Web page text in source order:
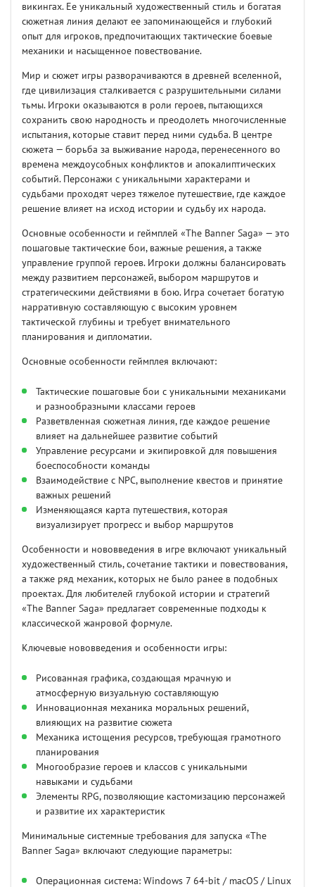
викингах. Ее уникальный художественный стиль и богатая
сюжетная линия делают ее запоминающейся и глубокий
опыт для игроков, предпочитающих тактические боевые
механики и насыщенное повествование.
Мир и сюжет игры разворачиваются в древней вселенной,
где цивилизация сталкивается с разрушительными силами
тьмы. Игроки оказываются в роли героев, пытающихся
сохранить свою народность и преодолеть многочисленные
испытания, которые ставит перед ними судьба. В центре
сюжета — борьба за выживание народа, перенесенного во
времена междоусобных конфликтов и апокалиптических
событий. Персонажи с уникальными характерами и
судьбами проходят через тяжелое путешествие, где каждое
решение влияет на исход истории и судьбу их народа.
Основные особенности и геймплей «The Banner Saga» — это
пошаговые тактические бои, важные решения, а также
управление группой героев. Игроки должны балансировать
между развитием персонажей, выбором маршрутов и
стратегическими действиями в бою. Игра сочетает богатую
нарративную составляющую с высоким уровнем
тактической глубины и требует внимательного
планирования и дипломатии.
Основные особенности геймплея включают:
Тактические пошаговые бои с уникальными механиками
и разнообразными классами героев
Разветвленная сюжетная линия, где каждое решение
влияет на дальнейшее развитие событий
Управление ресурсами и экипировкой для повышения
боеспособности команды
Взаимодействие с NPC, выполнение квестов и принятие
важных решений
Изменяющаяся карта путешествия, которая
визуализирует прогресс и выбор маршрутов
Особенности и нововведения в игре включают уникальный
художественный стиль, сочетание тактики и повествования,
а также ряд механик, которых не было ранее в подобных
проектах. Для любителей глубокой истории и стратегий
«The Banner Saga» предлагает современные подходы к
классической жанровой формуле.
Ключевые нововведения и особенности игры:
Рисованная графика, создающая мрачную и
атмосферную визуальную составляющую
Инновационная механика моральных решений,
влияющих на развитие сюжета
Механика истощения ресурсов, требующая грамотного
планирования
Многообразие героев и классов с уникальными
навыками и судьбами
Элементы RPG, позволяющие кастомизацию персонажей
и развитие их характеристик
Минимальные системные требования для запуска «The
Banner Saga» включают следующие параметры:
Операционная система: Windows 7 64-bit / macOS / Linux